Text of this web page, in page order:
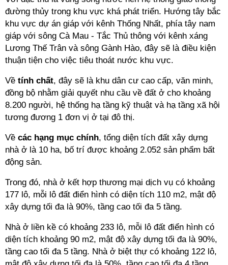
đường thủy trong khu vực khá phát triển. Hướng tây bắc
khu vực dự án giáp với kênh Thống Nhất, phía tây nam
giáp với sông Cà Mau - Tắc Thủ thông với kênh xáng
Lương Thế Trân và sông Gành Hào, đây sẽ là điều kiện
thuận tiện cho việc tiêu thoát nước khu vực.
Về tính chất, đây sẽ là khu dân cư cao cấp, văn minh,
đồng bộ nhằm giải quyết nhu cầu về đất ở cho khoảng
8.200 người, hệ thống hạ tầng kỹ thuật và hạ tầng xã hội
tương đương 1 đơn vị ở tại đô thị.
Về các hạng mục chính, tổng diện tích đất xây dựng
nhà ở là 10 ha, bố trí được khoảng 2.052 sản phẩm bất
động sản.
Trong đó, nhà ở kết hợp thương mại dịch vụ có khoảng
177 lô, mỗi lô đất điển hình có diện tích 110 m2, mật độ
xây dựng tối đa là 90%, tầng cao tối đa 5 tầng.
Nhà ở liền kề có khoảng 233 lô, mỗi lô đất điển hình có
diện tích khoảng 90 m2, mật độ xây dựng tối đa là 90%,
tầng cao tối đa 5 tầng. Nhà ở biệt thự có khoảng 122 lô,